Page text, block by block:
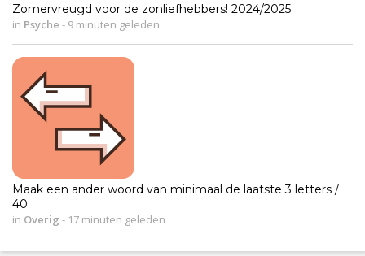
Zomervreugd voor de zonliefhebbers! 2024/2025
in Psyche - 9 minuten geleden
Maak een ander woord van minimaal de laatste 3 letters /
40
in Overig - 17 minuten geleden